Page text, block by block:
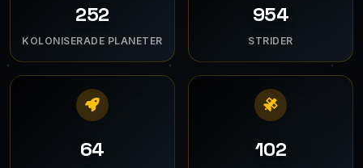
331
KOLONISERADE PLANETER
1,253
STRIDER
86 137